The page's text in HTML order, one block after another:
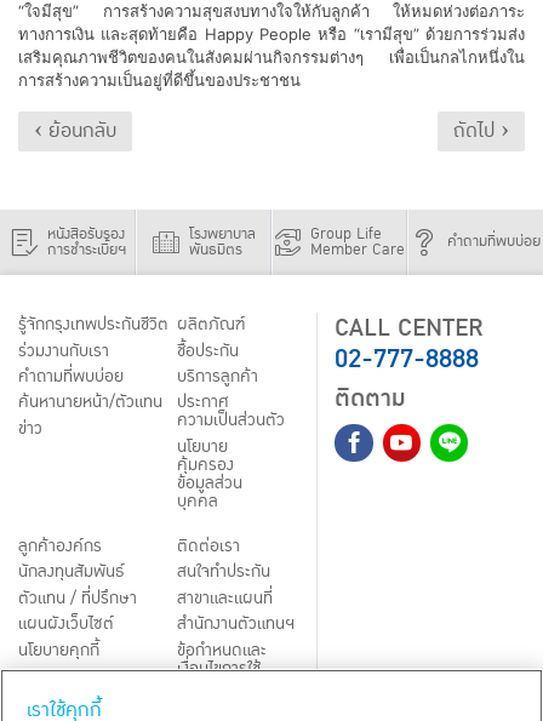
“ใจมีสุข” การสร้างความสุขสงบทางใจให้กับลูกค้า ให้หมดห่วงต่อภาระ
ทางการเงิน และสุดท้ายคือ Happy People หรือ “เรามีสุข” ด้วยการร่วมส่ง
เสริมคุณภาพชีวิตของคนในสังคมผ่านกิจกรรมต่างๆ เพื่อเป็นกลไกหนึ่งใน
การสร้างความเป็นอยู่ที่ดีขึ้นของประชาชน
‹ ย้อนกลับ ถัดไป ›
หนังสือรับรอง
การชำระเบี้ยฯ
โรงพยาบาล
พันธมิตร
Group Life
Member Care คำถามที่พบบ่อย
รู้จักกรุงเทพประกันชีวิต
ร่วมงานกับเรา
คำถามที่พบบ่อย
ค้นหานายหน้า/ตัวแทน
ข่าว
ผลิตภัณฑ์
ชื้อประกัน
บริการลูกค้า
ประกาศ
ความเป็นส่วนตัว
นโยบาย
คุ้มครอง
ข้อมูลส่วน
บุคคล
ลูกค้าองค์กร
นักลงทุนสัมพันธ์
ตัวแทน / ที่ปรึกษา
แผนผังเว็บไซต์
นโยบายคุกกี้
Third-Party Notices
ติดต่อเรา
สนใจทำประกัน
สาขาและแผนที่
สำนักงานตัวแทนฯ
ข้อกำหนดและ
เงื่อนไขการใช้
CALL CENTER
02-777-8888
ติดตาม
เราใช้คุกกี้